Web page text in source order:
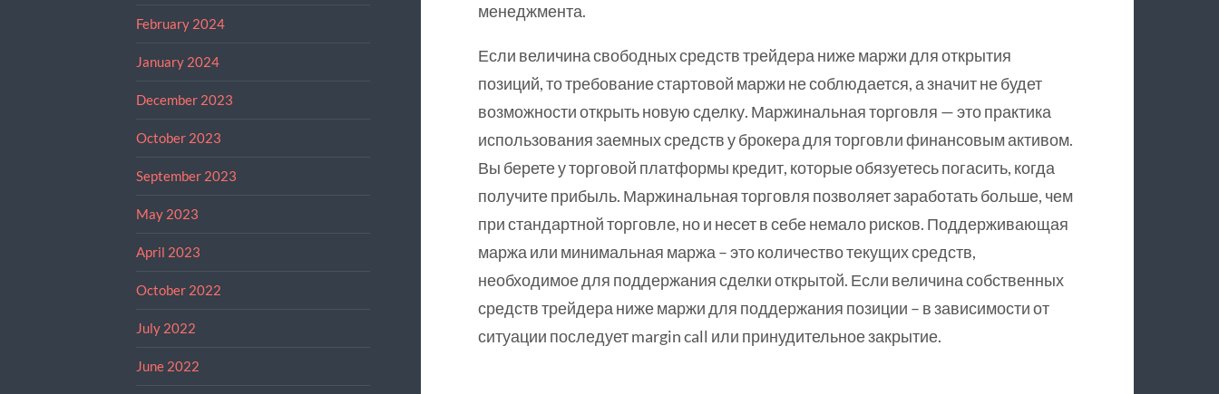
February 2024
January 2024
December 2023
October 2023
September 2023
May 2023
April 2023
October 2022
July 2022
June 2022
менеджмента.
Если величина свободных средств трейдера ниже маржи для открытия
позиций, то требование стартовой маржи не соблюдается, а значит не будет
возможности открыть новую сделку. Маржинальная торговля — это практика
использования заемных средств у брокера для торговли финансовым активом.
Вы берете у торговой платформы кредит, которые обязуетесь погасить, когда
получите прибыль. Маржинальная торговля позволяет заработать больше, чем
при стандартной торговле, но и несет в себе немало рисков. Поддерживающая
маржа или минимальная маржа – это количество текущих средств,
необходимое для поддержания сделки открытой. Если величина собственных
средств трейдера ниже маржи для поддержания позиции – в зависимости от
ситуации последует margin call или принудительное закрытие.